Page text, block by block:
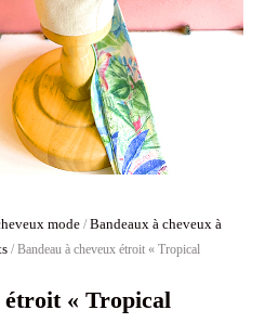
mode / Bandeaux à cheveux à
/ Bandeau à cheveux étroit « Tropical
étroit « Tropical